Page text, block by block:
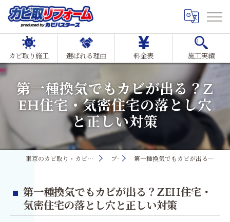
カビ取り施工 選ばれる理由 料金表 施工実績
第一種換気でもカビが出る？Z
EH住宅・気密住宅の落とし穴
と正しい対策
東京のカビ取り・カビ対策ならMIST工法®カビ取リフォーム ブログ 第一種換気でもカビが出る？ZEH住宅・気密住宅の落とし穴と正しい対策
第一種換気でもカビが出る？ZEH住宅・
気密住宅の落とし穴と正しい対策